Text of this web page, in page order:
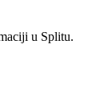
u Splitu.